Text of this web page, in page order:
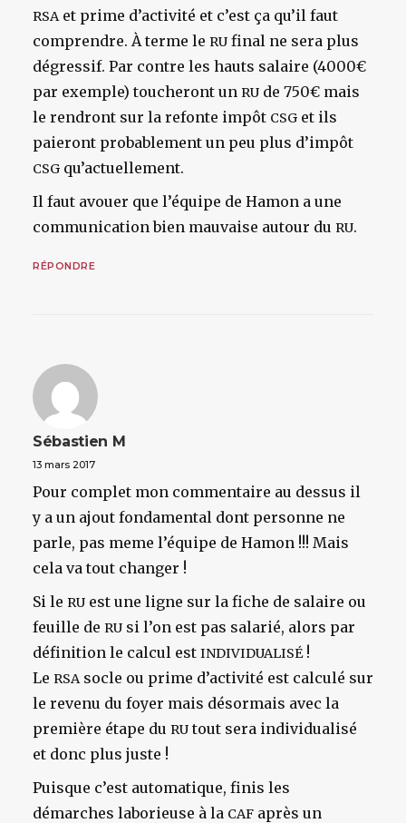
RSAet prime d’activité et c’est ça qu’il faut
comprendre. À terme le RU final ne sera plus
dégressif. Par contre les hauts salaire (4000€
par exemple) toucheront un RU de 750€ mais
le rendront sur la refonte impôt CSG et ils
paieront probablement un peu plus d’impôt
CSG qu’actuellement.
Il faut avouer que l’équipe de Hamon a une
communication bien mauvaise autour du RU.
RÉPONDRE
Sébastien M
13 mars 2017
Pour complet mon commentaire au dessus il
y a un ajout fondamental dont personne ne
parle, pas meme l’équipe de Hamon !!! Mais
cela va tout changer !
Si le RU est une ligne sur la fiche de salaire ou
feuille de RU si l’on est pas salarié, alors par
définition le calcul est INDIVIDUALISÉ!
Le RSAsocle ou prime d’activité est calculé sur
le revenu du foyer mais désormais avec la
première étape du RU tout sera individualisé
et donc plus juste !
Puisque c’est automatique, finis les
démarches laborieuse à la CAF après un